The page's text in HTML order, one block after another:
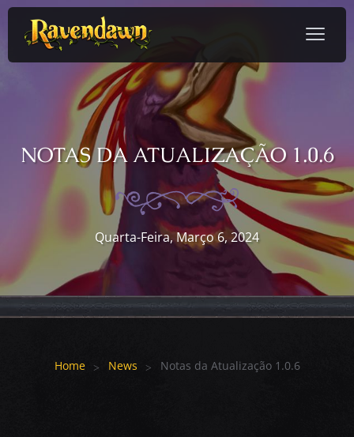
NOTAS DA ATUALIZAÇÃO 1.0.6
Quarta-Feira, Março 6, 2024
Home News Notas da Atualização 1.0.6